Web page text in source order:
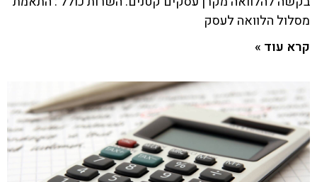
מסלול הלוואה לעסק
קרא עוד »